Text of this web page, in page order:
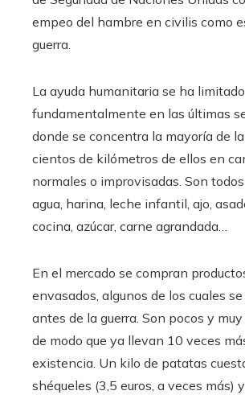
empeo del hambre en civilis como
guerra.
La ayuda humanitaria se ha limitado
fundamentalmente en las últimas
donde se concentra la mayoría de
cientos de kilómetros de ellos en
normales o improvisadas. Son
agua, harina, leche infantil, ajo,
cocina, azúcar, carne agrandada…
En el mercado se compran
envasados, algunos de los cuales
antes de la guerra. Son pocos y
de modo que ya llevan 10 veces
existencia. Un kilo de patatas
shéqueles (3,5 euros, a veces más)